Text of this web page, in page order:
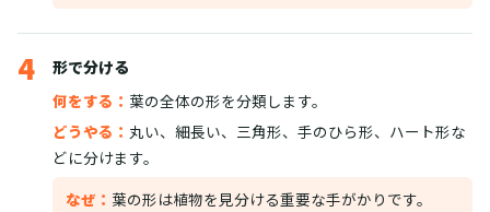
4
形で分ける
何をする： 葉の全体の形を分類します。
どうやる： 丸い、細長い、三角形、手のひら形、ハート形な
どに分けます。
なぜ： 葉の形は植物を見分ける重要な手がかりです。